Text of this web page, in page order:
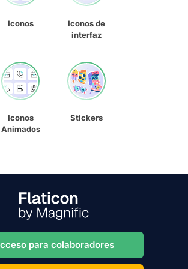
Iconos
Iconos de
interfaz
Iconos
Animados
Stickers
para colaboradores